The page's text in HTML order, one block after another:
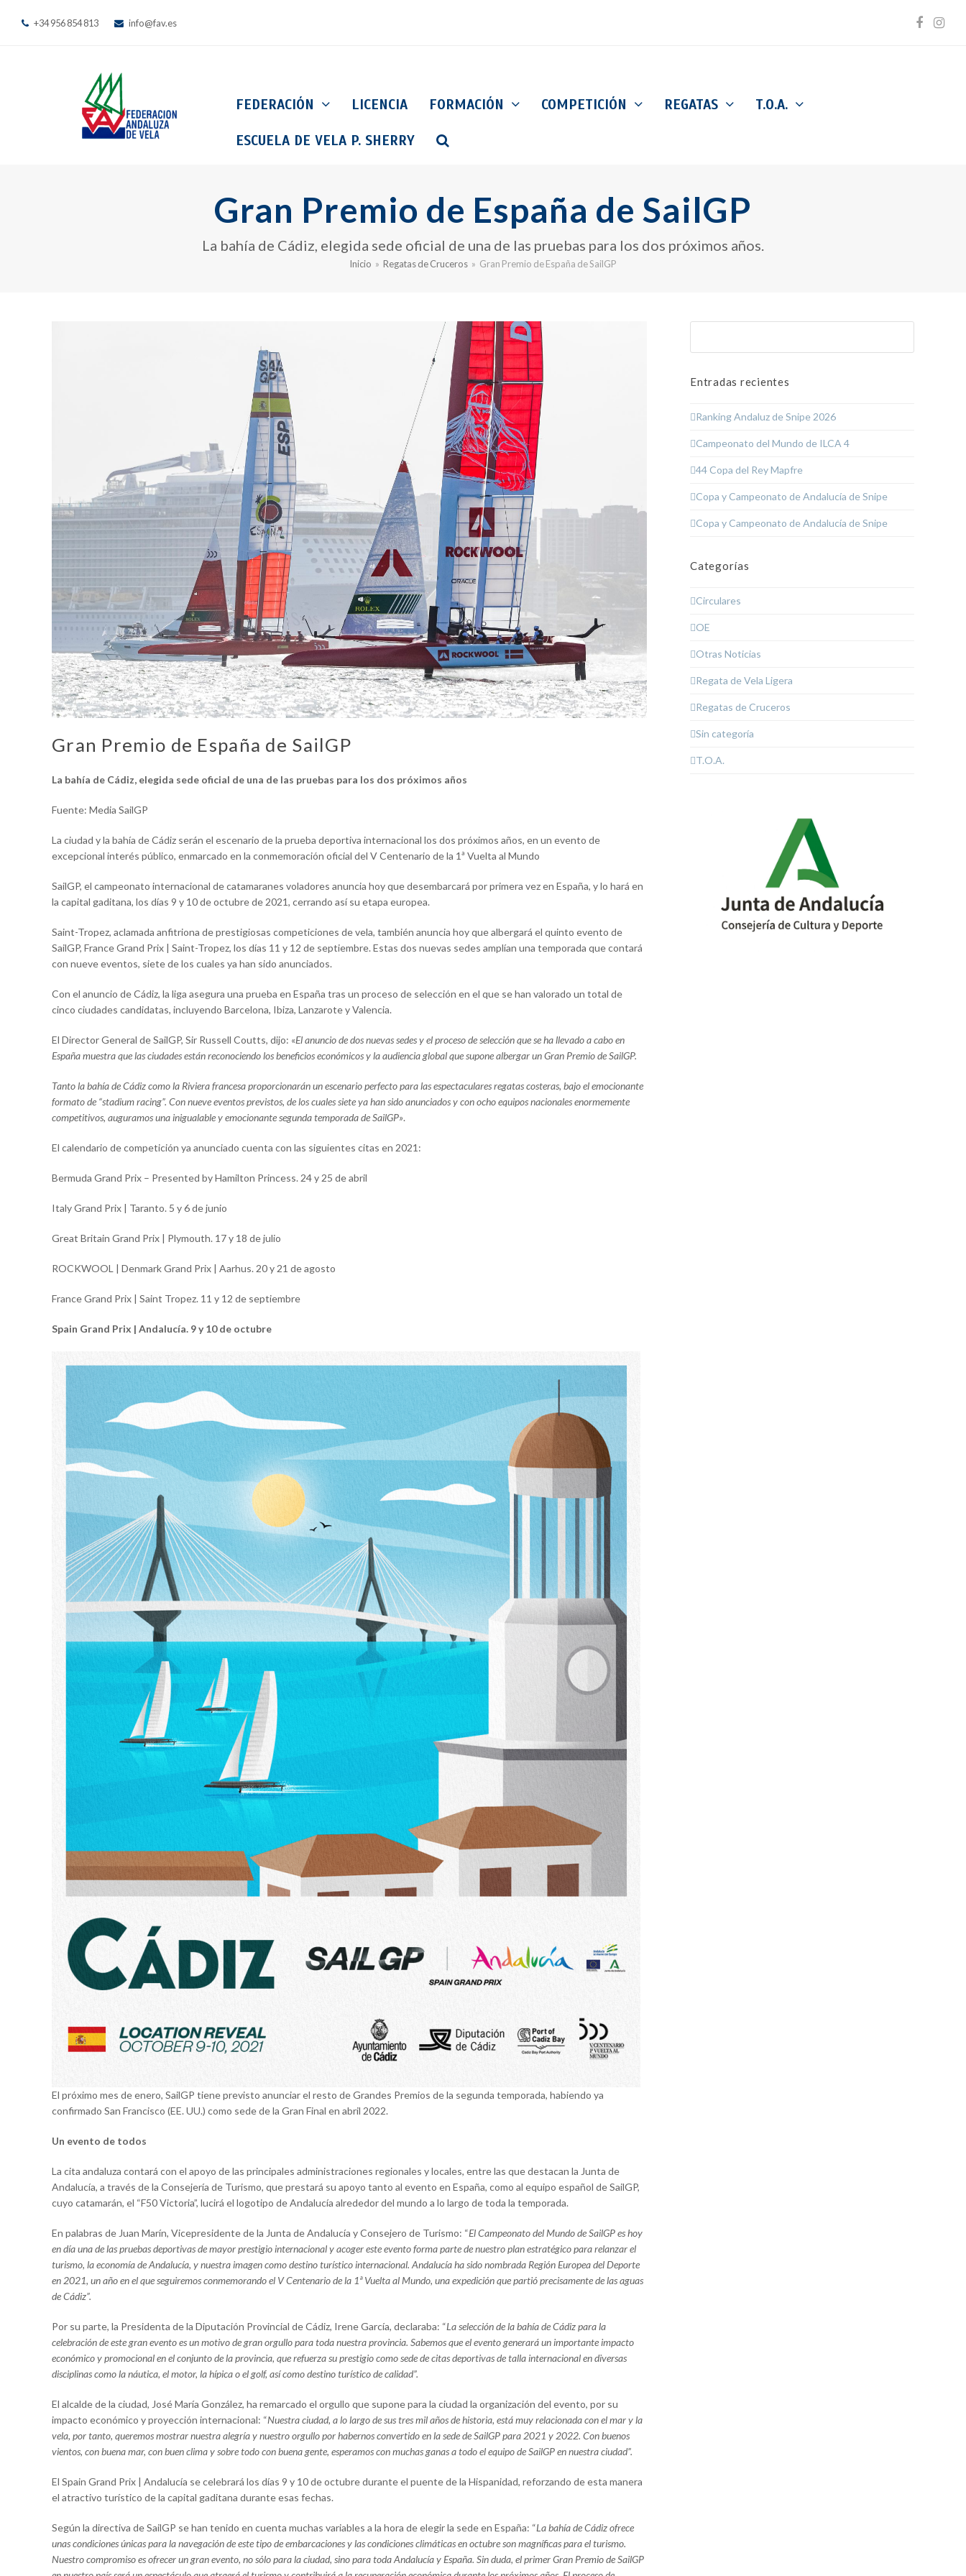
+34 956 854 813 info@fav.es
FEDERACIÓN LICENCIA FORMACIÓN COMPETICIÓN REGATAS T.O.A.
ESCUELA DE VELA P. SHERRY
Gran Premio de España de SailGP
La bahía de Cádiz, elegida sede oficial de una de las pruebas para los dos próximos años.
Inicio » Regatas de Cruceros » Gran Premio de España de SailGP
Gran Premio de España de SailGP
La bahía de Cádiz, elegida sede oficial de una de las pruebas para los dos próximos años
Fuente: Media SailGP
La ciudad y la bahía de Cádiz serán el escenario de la prueba deportiva internacional los dos próximos años, en un evento de
excepcional interés público, enmarcado en la conmemoración oficial del V Centenario de la 1ª Vuelta al Mundo
SailGP, el campeonato internacional de catamaranes voladores anuncia hoy que desembarcará por primera vez en España, y lo hará en
la capital gaditana, los días 9 y 10 de octubre de 2021, cerrando así su etapa europea.
Saint-Tropez, aclamada anfitriona de prestigiosas competiciones de vela, también anuncia hoy que albergará el quinto evento de
SailGP, France Grand Prix | Saint-Tropez, los días 11 y 12 de septiembre. Estas dos nuevas sedes amplían una temporada que contará
con nueve eventos, siete de los cuales ya han sido anunciados.
Con el anuncio de Cádiz, la liga asegura una prueba en España tras un proceso de selección en el que se han valorado un total de
cinco ciudades candidatas, incluyendo Barcelona, Ibiza, Lanzarote y Valencia.
El Director General de SailGP, Sir Russell Coutts, dijo: «El anuncio de dos nuevas sedes y el proceso de selección que se ha llevado a cabo en
España muestra que las ciudades están reconociendo los beneficios económicos y la audiencia global que supone albergar un Gran Premio de SailGP.
Tanto la bahía de Cádiz como la Riviera francesa proporcionarán un escenario perfecto para las espectaculares regatas costeras, bajo el emocionante
formato de “stadium racing”. Con nueve eventos previstos, de los cuales siete ya han sido anunciados y con ocho equipos nacionales enormemente
competitivos, auguramos una inigualable y emocionante segunda temporada de SailGP».
El calendario de competición ya anunciado cuenta con las siguientes citas en 2021:
Bermuda Grand Prix – Presented by Hamilton Princess. 24 y 25 de abril
Italy Grand Prix | Taranto. 5 y 6 de junio
Great Britain Grand Prix | Plymouth. 17 y 18 de julio
ROCKWOOL | Denmark Grand Prix | Aarhus. 20 y 21 de agosto
France Grand Prix | Saint Tropez. 11 y 12 de septiembre
Spain Grand Prix | Andalucía. 9 y 10 de octubre
El próximo mes de enero, SailGP tiene previsto anunciar el resto de Grandes Premios de la segunda temporada, habiendo ya
confirmado San Francisco (EE. UU.) como sede de la Gran Final en abril 2022.
Un evento de todos
La cita andaluza contará con el apoyo de las principales administraciones regionales y locales, entre las que destacan la Junta de
Andalucía, a través de la Consejería de Turismo, que prestará su apoyo tanto al evento en España, como al equipo español de SailGP,
cuyo catamarán, el “F50 Victoria”, lucirá el logotipo de Andalucía alrededor del mundo a lo largo de toda la temporada.
En palabras de Juan Marín, Vicepresidente de la Junta de Andalucía y Consejero de Turismo: “El Campeonato del Mundo de SailGP es hoy
en día una de las pruebas deportivas de mayor prestigio internacional y acoger este evento forma parte de nuestro plan estratégico para relanzar el
turismo, la economía de Andalucía, y nuestra imagen como destino turístico internacional. Andalucía ha sido nombrada Región Europea del Deporte
en 2021, un año en el que seguiremos conmemorando el V Centenario de la 1ª Vuelta al Mundo, una expedición que partió precisamente de las aguas
de Cádiz”.
Por su parte, la Presidenta de la Diputación Provincial de Cádiz, Irene García, declaraba: “La selección de la bahía de Cádiz para la
celebración de este gran evento es un motivo de gran orgullo para toda nuestra provincia. Sabemos que el evento generará un importante impacto
económico y promocional en el conjunto de la provincia, que refuerza su prestigio como sede de citas deportivas de talla internacional en diversas
disciplinas como la náutica, el motor, la hípica o el golf, así como destino turístico de calidad”.
El alcalde de la ciudad, José María González, ha remarcado el orgullo que supone para la ciudad la organización del evento, por su
impacto económico y proyección internacional: “Nuestra ciudad, a lo largo de sus tres mil años de historia, está muy relacionada con el mar y la
vela, por tanto, queremos mostrar nuestra alegría y nuestro orgullo por habernos convertido en la sede de SailGP para 2021 y 2022. Con buenos
vientos, con buena mar, con buen clima y sobre todo con buena gente, esperamos con muchas ganas a todo el equipo de SailGP en nuestra ciudad”.
El Spain Grand Prix | Andalucía se celebrará los días 9 y 10 de octubre durante el puente de la Hispanidad, reforzando de esta manera
el atractivo turístico de la capital gaditana durante esas fechas.
Según la directiva de SailGP se han tenido en cuenta muchas variables a la hora de elegir la sede en España: “La bahía de Cádiz ofrece
unas condiciones únicas para la navegación de este tipo de embarcaciones y las condiciones climáticas en octubre son magníficas para el turismo.
Nuestro compromiso es ofrecer un gran evento, no sólo para la ciudad, sino para toda Andalucía y España. Sin duda, el primer Gran Premio de SailGP
Entradas recientes
Ranking Andaluz de Snipe 2026
Campeonato del Mundo de ILCA 4
44 Copa del Rey Mapfre
Copa y Campeonato de Andalucía de Snipe
Copa y Campeonato de Andalucía de Snipe
Categorías
Circulares
OE
Otras Noticias
Regata de Vela Ligera
Regatas de Cruceros
Sin categoría
T.O.A.